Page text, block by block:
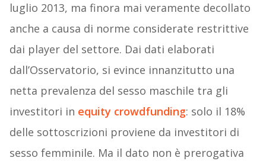
luglio 2013, ma finora mai veramente decollato
anche a causa di norme considerate restrittive
dai player del settore. Dai dati elaborati
dall’Osservatorio, si evince innanzitutto una
netta prevalenza del sesso maschile tra gli
investitori in equity crowdfunding: solo il 18%
delle sottoscrizioni proviene da investitori di
sesso femminile. Ma il dato non è prerogativa